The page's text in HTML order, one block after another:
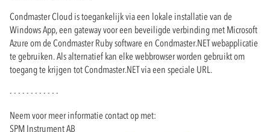
Condmaster Cloud is toegankelijk via een lokale installatie van de
Windows App, een gateway voor een beveiligde verbinding met Microsoft
Azure om de Condmaster Ruby software en Condmaster.NET webapplicatie
te gebruiken. Als alternatief kan elke webbrowser worden gebruikt om
toegang te krijgen tot Condmaster.NET via een speciale URL.
- - - - - - - - - - - -
Neem voor meer informatie contact op met:
SPM Instrument AB